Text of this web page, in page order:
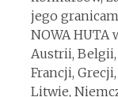
jego
NOWA
Austrii, Belgii,
Francji,
Litwie,